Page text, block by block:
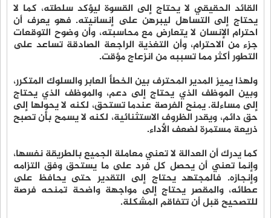
القائد الحقيقي لا يحتاج إلى القسوة ليؤكد سلطته، كما لا
يحتاج إلى التساهل ليبرهن على إنسانيته. فهو يعرف أن
احترام الإنسان لا يتعارض مع محاسبته، وأن وضوح التوقعات
جزء من الاحترام، وأن التغذية الراجعة الصادقة تساعد على
التطور أكثر مما تسببه من انزعاج مؤقت.
ولهذا يميز المدير المحترف بين الخطأ العابر والسلوك المتكرر،
وبين الموظف الذي يحتاج إلى دعم، والموظف الذي يحتاج
إلى مساءلة. يمنح الفرصة عندما تستحق، لكنه لا يحولها إلى
حق دائم، ويقدر الظروف الاستثنائية، لكنه لا يسمح بأن تصبح
ذريعة مستمرة لضعف الأداء.
كما يدرك أن العدالة لا تعني معاملة الجميع بالطريقة نفسها،
وإنما تعني أن يحصل كل فرد على ما يستحق وفق التزامه
وإنجازه. فالمجتهد يحتاج إلى التقدير حتى يحافظ على
عطائه، والمقصر يحتاج إلى مواجهة واضحة تمنحه فرصة
للتصحيح قبل أن تتفاقم المشكلة.